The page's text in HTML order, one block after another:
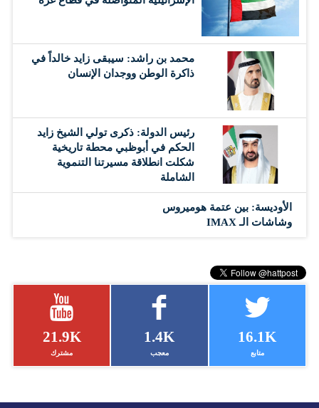
محمد بن راشد: سيبقى زايد خالداً في
ذاكرة الوطن ووجدان الإنسان
رئيس الدولة: ذكرى تولي الشيخ زايد
الحكم في أبوظبي محطة تاريخية
شكلت انطلاقة مسيرتنا التنموية
الشاملة
الأوديسة: بين عتمة هوميروس
وشاشات الـ IMAX
21.9K
مشترك
1.4K
معجب
16.1K
متابع